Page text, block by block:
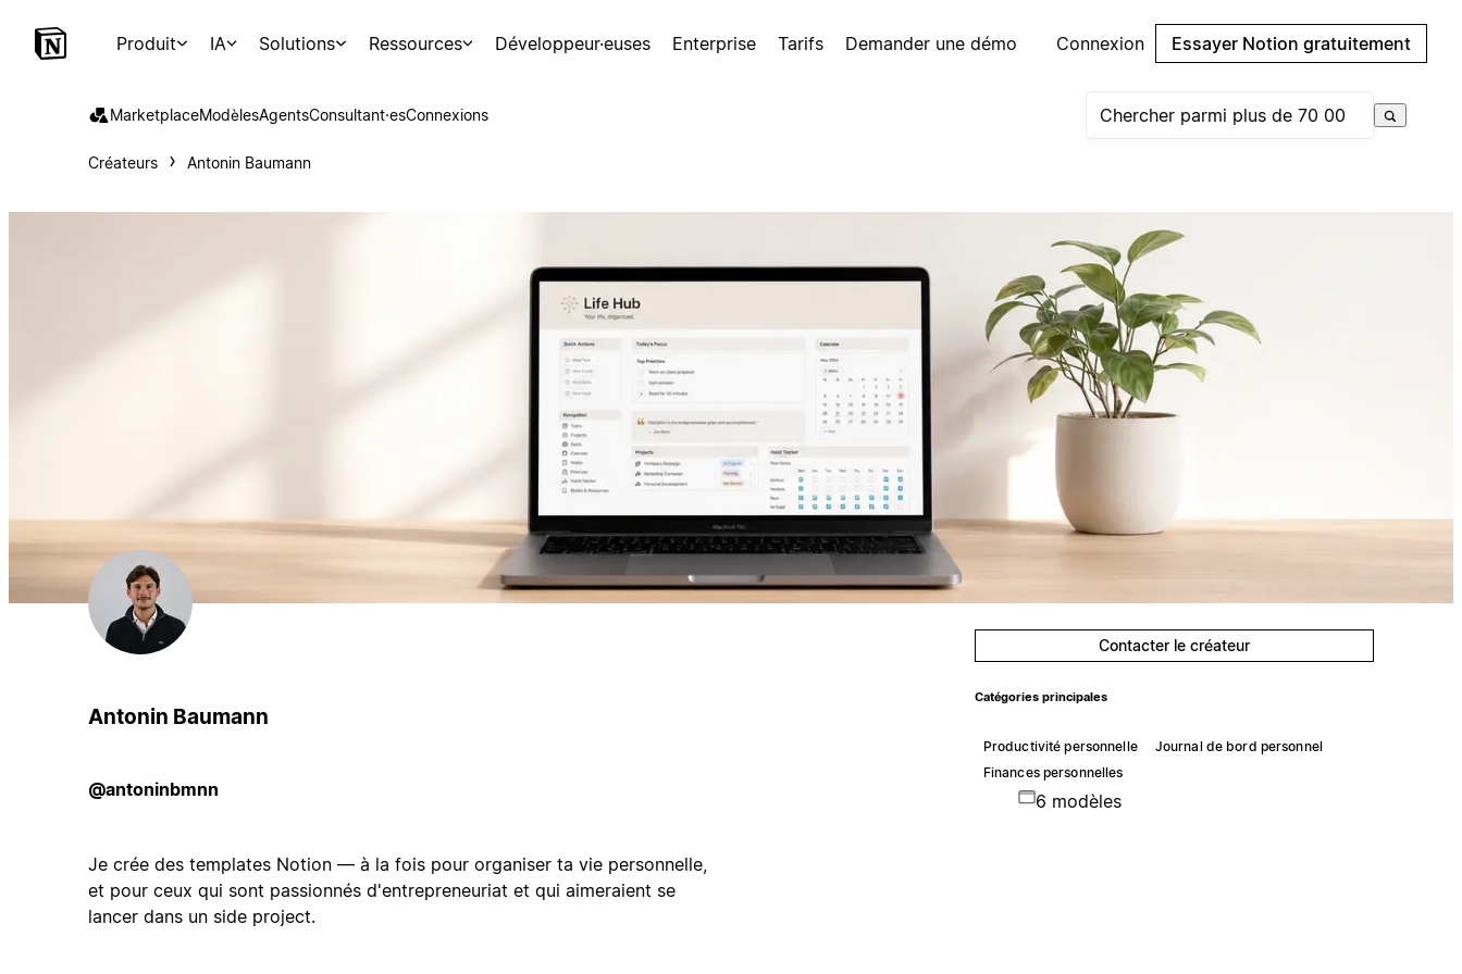
Produit IA Solutions Ressources Développeur·euses Enterprise Tarifs Demander une démo Connexion Essayer Notion gratuitement
MarketplaceModèlesAgentsConsultant·esConnexions
Créateurs Antonin Baumann
Antonin Baumann
@antoninbmnn
Je crée des templates Notion — à la fois pour organiser ta vie personnelle,
et pour ceux qui sont passionnés d'entrepreneuriat et qui aimeraient se
lancer dans un side project.
Contacter le créateur
Catégories principales
Productivité personnelle
Journal de bord personnel
Finances personnelles
6 modèles